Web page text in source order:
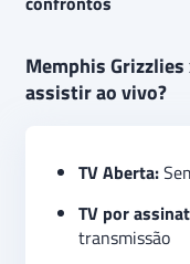
Memphis
assistir ao vivo?
TV Aberta:
TV por
transmissão